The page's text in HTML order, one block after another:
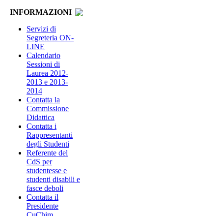
INFORMAZIONI
Servizi di
Segreteria ON-
LINE
Calendario
Sessioni di
Laurea 2012-
2013 e 2013-
2014
Contatta la
Commissione
Didattica
Contatta i
Rappresentanti
degli Studenti
Referente del
CdS per
studentesse e
studenti disabili e
fasce deboli
Contatta il
Presidente